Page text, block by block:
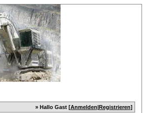
» Hallo Gast [Anmelden|Registrieren]